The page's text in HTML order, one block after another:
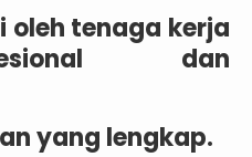
oleh tenaga kerja
dan
yang lengkap.